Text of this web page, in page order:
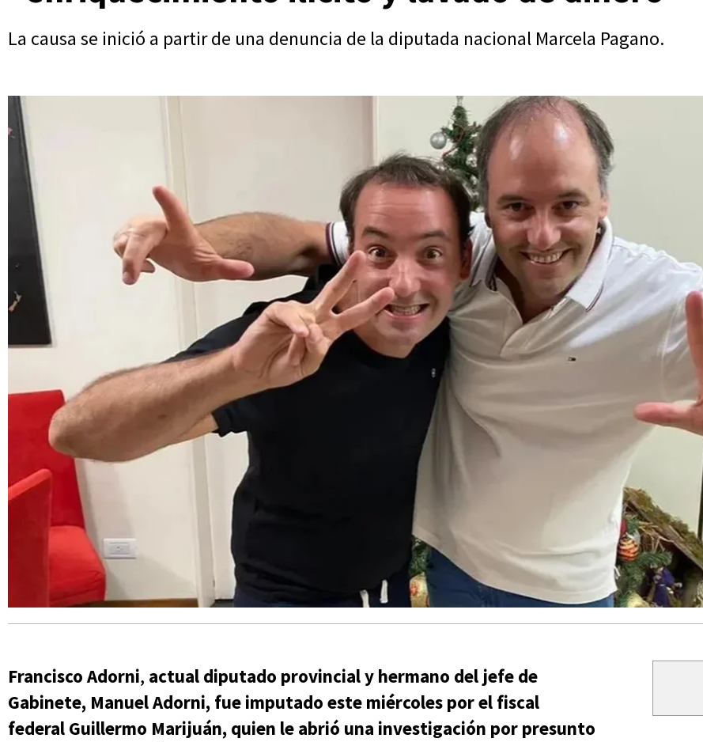
La causa se inició a partir de una denuncia de la diputada nacional Marcela Pagano.
Francisco Adorni, actual diputado provincial y hermano del jefe de
Gabinete, Manuel Adorni, fue imputado este miércoles por el fiscal
federal Guillermo Marijuán, quien le abrió una investigación por presunto